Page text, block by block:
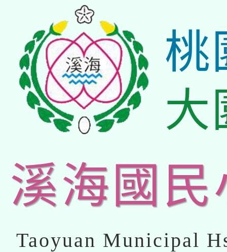
桃
大
溪海國民
Taoyuan Municipal